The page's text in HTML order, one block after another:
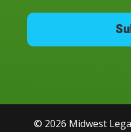
© 2026 Midwest